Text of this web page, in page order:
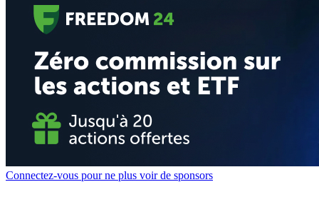
Connectez-vous pour ne plus voir de sponsors